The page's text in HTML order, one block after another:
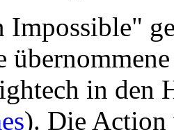
in den
). Die Action